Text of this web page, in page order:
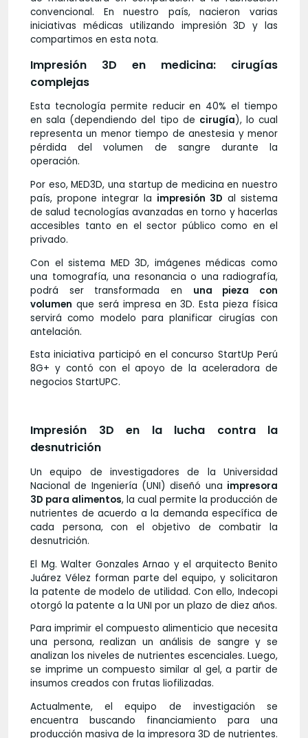
convencional. En nuestro país, nacieron varias
iniciativas médicas utilizando impresión 3D y las
compartimos en esta nota.
Impresión 3D en medicina: cirugías
complejas
Esta tecnología permite reducir en 40% el tiempo
en sala (dependiendo del tipo de cirugía), lo cual
representa un menor tiempo de anestesia y menor
pérdida del volumen de sangre durante la
operación.
Por eso, MED3D, una startup de medicina en nuestro
país, propone integrar la impresión 3D al sistema
de salud tecnologías avanzadas en torno y hacerlas
accesibles tanto en el sector público como en el
privado.
Con el sistema MED 3D, imágenes médicas como
una tomografía, una resonancia o una radiografía,
podrá ser transformada en una pieza con
volumen que será impresa en 3D. Esta pieza física
servirá como modelo para planificar cirugías con
antelación.
Esta iniciativa participó en el concurso StartUp Perú
8G+ y contó con el apoyo de la aceleradora de
negocios StartUPC.
Impresión 3D en la lucha contra la
desnutrición
Un equipo de investigadores de la Universidad
Nacional de Ingeniería (UNI) diseñó una impresora
3D para alimentos, la cual permite la producción de
nutrientes de acuerdo a la demanda específica de
cada persona, con el objetivo de combatir la
desnutrición.
El Mg. Walter Gonzales Arnao y el arquitecto Benito
Juárez Vélez forman parte del equipo, y solicitaron
la patente de modelo de utilidad. Con ello, Indecopi
otorgó la patente a la UNI por un plazo de diez años.
Para imprimir el compuesto alimenticio que necesita
una persona, realizan un análisis de sangre y se
analizan los niveles de nutrientes escenciales. Luego,
se imprime un compuesto similar al gel, a partir de
insumos creados con frutas liofilizadas.
Actualmente, el equipo de investigación se
encuentra buscando financiamiento para una
producción masiva de la impresora 3D de nutrientes.